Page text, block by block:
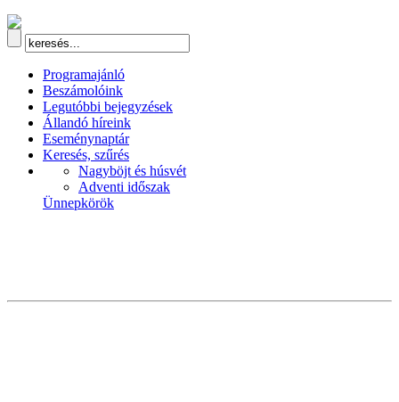
Programajánló
Beszámolóink
Legutóbbi bejegyzések
Állandó híreink
Eseménynaptár
Keresés, szűrés
Nagyböjt és húsvét
Adventi időszak
Ünnepkörök